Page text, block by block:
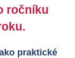
ročníku
praktické